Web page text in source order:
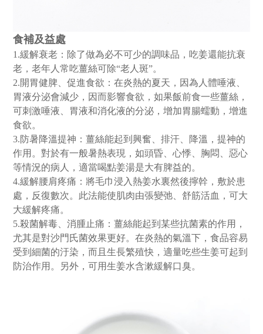
食補及益處
1.緩解衰老：除了做為必不可少的調味品，吃姜還能抗衰
老，老年人常吃薑絲可除“老人斑”。
2.開胃健脾、促進食欲：在炎熱的夏天，因為人體唾液、
胃液分泌會減少，因而影響食欲，如果飯前食一些薑絲 ，
可刺激唾液、胃液和消化液的分泌，增加胃腸蠕動，增進
食欲。
3.防暑降溫提神：薑絲能起到興奮、排汗、降溫，提神的
作用。對於有一般暑熱表現，如頭昏、心悸、胸悶、惡心
等情況的病人，適當喝點姜湯是大有脾益的。
4.緩解腰肩疼痛：將毛巾浸入熱姜水裏然後擰幹，敷於患
處，反復數次。此法能使肌肉由張變弛、舒筋活血，可大
大緩解疼痛。
5.殺菌解毒、消腫止痛：薑絲能起到某些抗菌素的作用，
尤其是對沙門氏菌效果更好。在炎熱的氣溫下，食品容易
受到細菌的汙染，而且生長繁殖快，適量吃些生姜可起到
防治作用。另外，可用生姜水含漱緩解口臭。